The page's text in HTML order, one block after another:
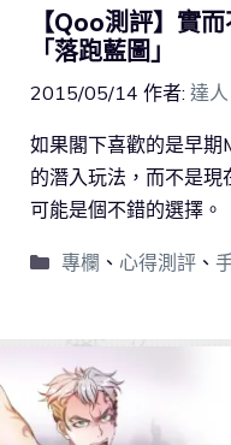
【Qoo測評】實
「落跑藍圖」
2015/05/14 作者: 達
如果閣下喜歡的是早期
的潛入玩法，而不是現
可能是個不錯的選擇。
專欄 、 心得測評、